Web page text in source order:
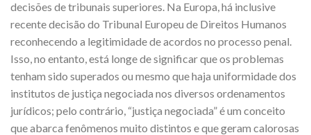
decisões de tribunais superiores. Na Europa, há inclusive
recente decisão do Tribunal Europeu de Direitos Humanos
reconhecendo a legitimidade de acordos no processo penal.
Isso, no entanto, está longe de significar que os problemas
tenham sido superados ou mesmo que haja uniformidade dos
institutos de justiça negociada nos diversos ordenamentos
jurídicos; pelo contrário, “justiça negociada” é um conceito
que abarca fenômenos muito distintos e que geram calorosas